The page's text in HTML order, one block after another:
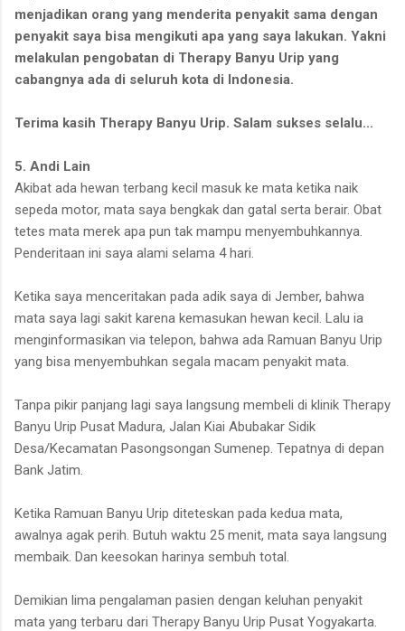
menjadikan orang yang menderita penyakit sama dengan
penyakit saya bisa mengikuti apa yang saya lakukan. Yakni
melakulan pengobatan di Therapy Banyu Urip yang
cabangnya ada di seluruh kota di Indonesia.
Terima kasih Therapy Banyu Urip. Salam sukses selalu...
5. Andi Lain
Akibat ada hewan terbang kecil masuk ke mata ketika naik
sepeda motor, mata saya bengkak dan gatal serta berair. Obat
tetes mata merek apa pun tak mampu menyembuhkannya.
Penderitaan ini saya alami selama 4 hari.
Ketika saya menceritakan pada adik saya di Jember, bahwa
mata saya lagi sakit karena kemasukan hewan kecil. Lalu ia
menginformasikan via telepon, bahwa ada Ramuan Banyu Urip
yang bisa menyembuhkan segala macam penyakit mata.
Tanpa pikir panjang lagi saya langsung membeli di klinik Therapy
Banyu Urip Pusat Madura, Jalan Kiai Abubakar Sidik
Desa/Kecamatan Pasongsongan Sumenep. Tepatnya di depan
Bank Jatim.
Ketika Ramuan Banyu Urip diteteskan pada kedua mata,
awalnya agak perih. Butuh waktu 25 menit, mata saya langsung
membaik. Dan keesokan harinya sembuh total.
Demikian lima pengalaman pasien dengan keluhan penyakit
mata yang terbaru dari Therapy Banyu Urip Pusat Yogyakarta.